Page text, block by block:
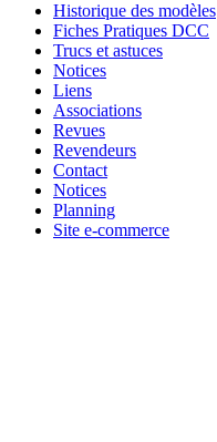
Historique des modèles
Fiches Pratiques DCC
Trucs et astuces
Notices
Liens
Associations
Revues
Revendeurs
Contact
Notices
Planning
Site e-commerce